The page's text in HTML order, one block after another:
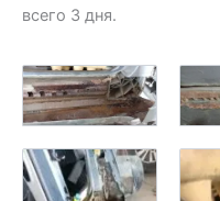
всего 3 дня.